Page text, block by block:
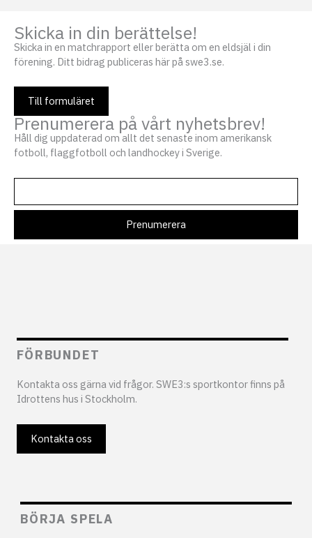
Skicka in din berättelse!
Skicka in en matchrapport eller berätta om en eldsjäl i din
förening. Ditt bidrag publiceras här på swe3.se.
Till formuläret
Prenumerera på vårt nyhetsbrev!
Håll dig uppdaterad om allt det senaste inom amerikansk
fotboll, flaggfotboll och landhockey i Sverige.
FÖRBUNDET
Kontakta oss gärna vid frågor. SWE3:s sportkontor finns på
Idrottens hus i Stockholm.
Kontakta oss
BÖRJA SPELA